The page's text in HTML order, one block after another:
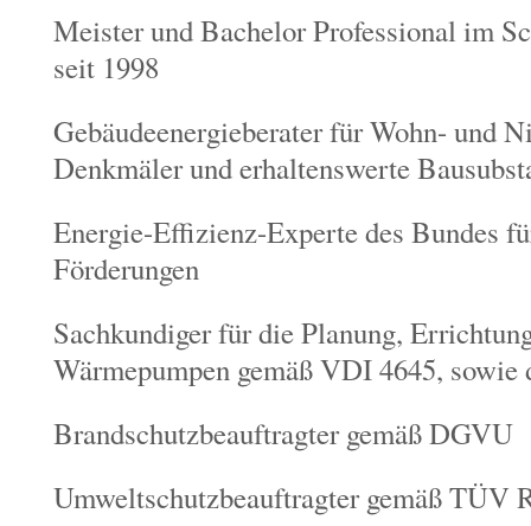
Meister und Bachelor Professional im
seit 1998
Gebäudeenergieberater für Wohn- und
Denkmäler und erhaltenswerte
Energie-Effizienz-Experte des Bundes
Förderungen
Sachkundiger für die Planung,
Wärmepumpen gemäß VDI 4645, sowie
Brandschutzbeauftragter gemäß DGVU
Umweltschutzbeauftragter gemäß TÜV